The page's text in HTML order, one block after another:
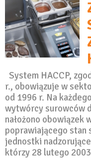
System HACCP,
r., obowiązuje w
od 1996 r. Na
wytwórcy surowców
nałożono obowiązek
poprawiającego stan
jednostki
którzy 28 lutego